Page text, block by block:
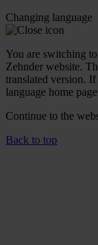
Changing language
You are switching
Zehnder website.
translated version.
language home
Continue to the
Back to top